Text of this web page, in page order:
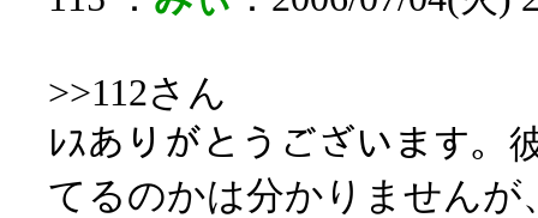
>>112さん
ﾚｽありがとうございます。
てるのかは分かりません